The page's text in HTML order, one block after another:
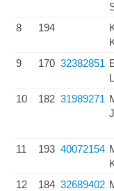
8 194
9 170 32382851
10 182 31989271
11 193 40072154
12 184 32689402